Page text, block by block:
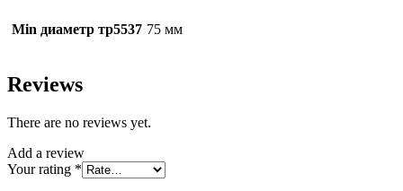
Min диаметр тр5537 75 мм
Reviews
There are no reviews yet.
Add a review
Your rating *